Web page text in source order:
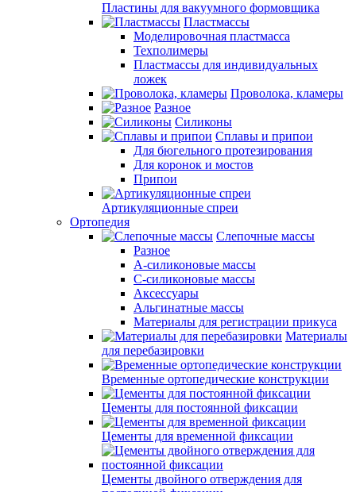
Пластины для вакуумного формовщика
Пластмассы
Моделировочная пластмасса
Техполимеры
Пластмассы для индивидуальных
ложек
Проволока, кламеры
Разное
Силиконы
Сплавы и припои
Для бюгельного протезирования
Для коронок и мостов
Припои
Артикуляционные спреи
Ортопедия
Слепочные массы
Разное
А-силиконовые массы
С-силиконовые массы
Аксессуары
Альгинатные массы
Материалы для регистрации прикуса
Материалы
для перебазировки
Временные ортопедические конструкции
Цементы для постоянной фиксации
Цементы для временной фиксации
Цементы двойного отверждения для